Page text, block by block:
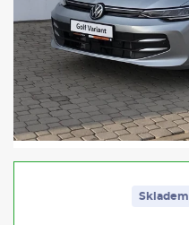
Skladem